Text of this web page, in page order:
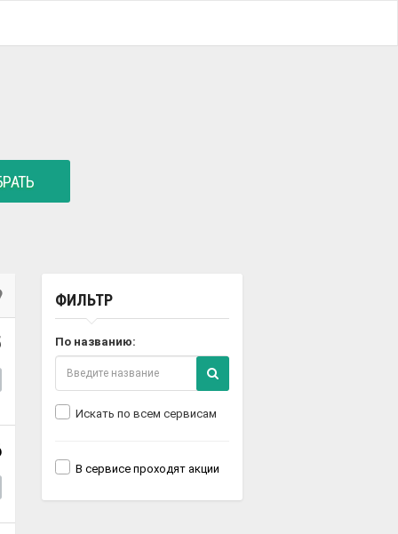
ФИЛЬТР
По названию:
Искать по всем сервисам
В сервисе проходят акции